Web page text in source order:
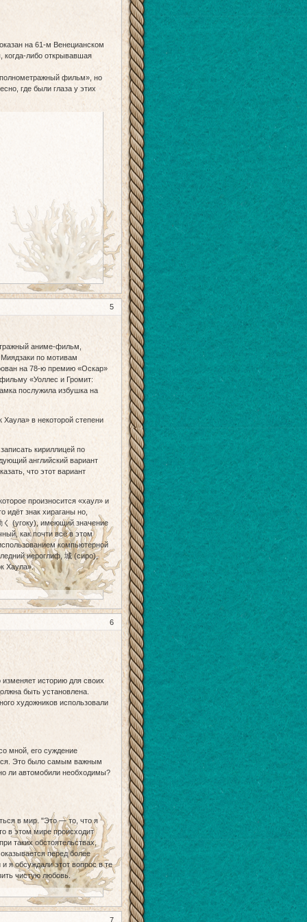
на 61-м Венецианском
когда-либо открывавшая
фильм», но
где были глаза у этих
5
аниме-фильм,
по мотивам
на 78-ю премию «Оскар»
«Уоллес и Громит:
послужила избушка на
в некоторой степени
кириллицей по
английский вариант
что этот вариант
произносится «хаул» и
идёт знак хираганы но,
く (угоку), имеющий значение
как почти всё в этом
компьютерной
иероглиф, 城 (сиро),
Хаула».
6
историю для своих
быть установлена.
художников использовали
мной, его суждение
Это было самым важным
ли автомобили необходимы?
в мир. "Это — то, что я
в этом мире происходит
таких обстоятельствах,
перед более
я обсуждали этот вопрос в те
чистую любовь.
7